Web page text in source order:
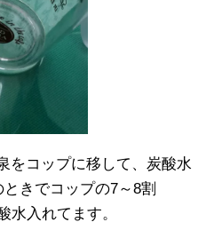
をコップに移して、炭酸水
きでコップの7～8割
水入れてます。